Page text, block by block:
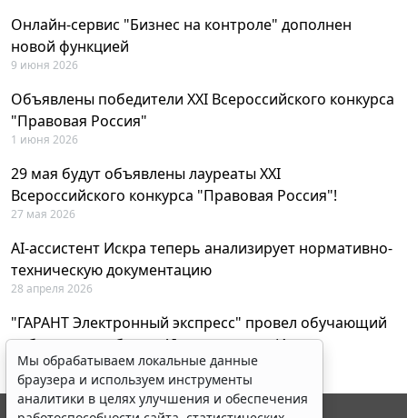
Онлайн-сервис "Бизнес на контроле" дополнен
новой функцией
9 июня 2026
Объявлены победители XXI Всероссийского конкурса
"Правовая Россия"
1 июня 2026
29 мая будут объявлены лауреаты XXI
Всероссийского конкурса "Правовая Россия"!
27 мая 2026
AI-ассистент Искра теперь анализирует нормативно-
техническую документацию
28 апреля 2026
"ГАРАНТ Электронный экспресс" провел обучающий
вебинар по работе с AI-ассистентом Искра
23 апреля 2026
Мы обрабатываем локальные данные
браузера и используем инструменты
аналитики в целях улучшения и обеспечения